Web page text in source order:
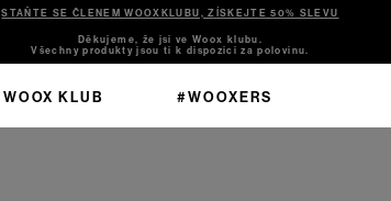
STAŇTE SE ČLENEM WOOXKLUBU, ZÍSKEJTE 50% SLEVU
Děkujeme, že jsi ve Woox klubu.
Všechny produkty jsou ti k dispozici za polovinu.
WOOX KLUB #WOOXERS